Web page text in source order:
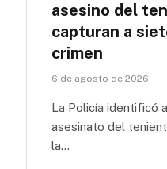
asesino del
capturan a
crimen
6 de agosto de 2026
La Policía identificó
asesinato del
la…